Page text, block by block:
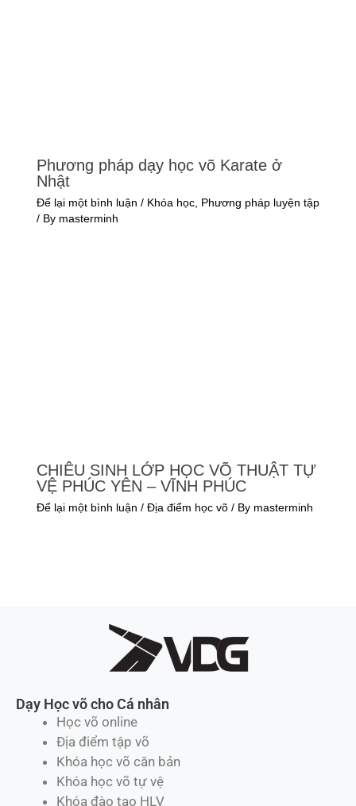
Phương pháp dạy học võ Karate ở
Nhật
Để lại một bình luận / Khóa học, Phương pháp luyện tập
/ By masterminh
CHIÊU SINH LỚP HỌC VÕ THUẬT TỰ
VỆ PHÚC YÊN – VĨNH PHÚC
Để lại một bình luận / Địa điểm học võ/ By masterminh
Dạy Học võ cho Cá nhân
Học võ online
Địa điểm tập võ
Khóa học võ căn bản
Khóa học võ tự vệ
Khóa đào tạo HLV